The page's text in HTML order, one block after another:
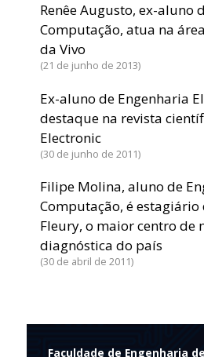
Renêe Augusto, ex-aluno
Computação, atua na
da Vivo
21 de junho de 2013
Ex-aluno de Engenharia
destaque na revista
Electronic
30 de junho de 2011
Filipe Molina, aluno de
Computação, é estagiário
Fleury, o maior centro de
diagnóstica do país
30 de abril de 2011
Faculdade de Engenharia